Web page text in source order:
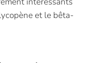
et le bêta-